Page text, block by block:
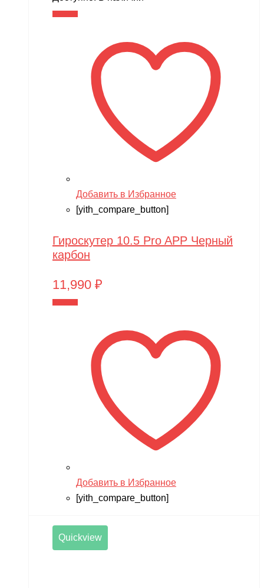
Добавить в Избранное
[yith_compare_button]
Гироскутер 10.5 Pro APP Черный
карбон
11,990 ₽
Добавить в Избранное
[yith_compare_button]
Quickview